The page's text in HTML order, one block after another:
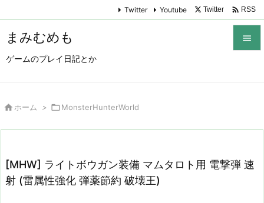
まみむめも
ゲームのプレイ日記とか

次へ
Twitter Youtube Twitter  RSS
 ホーム > MonsterHunterWorld
[MHW] ライトボウガン装備 マムタロト用 電撃弾 速
射 (雷属性強化 弾薬節約 破壊王)